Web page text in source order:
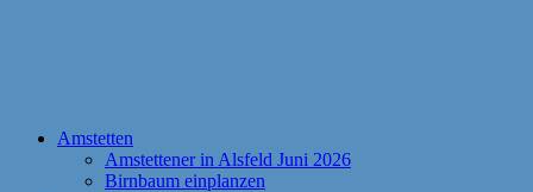
Amstetten
Amstettener in Alsfeld Juni 2026
Birnbaum einplanzen